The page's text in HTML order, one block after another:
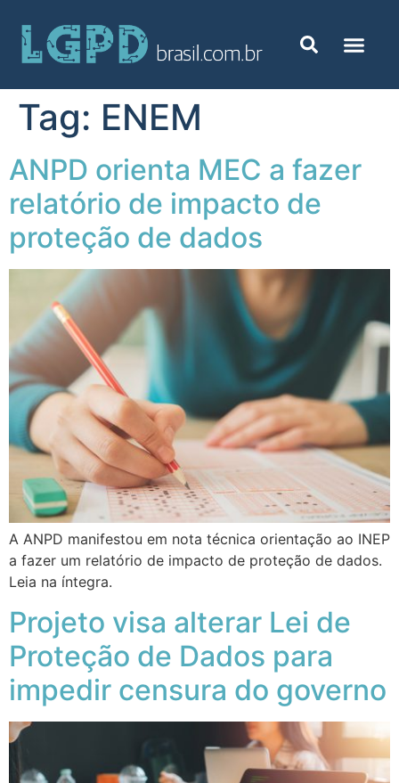
Tag: ENEM
ANPD orienta MEC a fazer
relatório de impacto de
proteção de dados
A ANPD manifestou em nota técnica orientação ao INEP
a fazer um relatório de impacto de proteção de dados.
Leia na íntegra.
Projeto visa alterar Lei de
Proteção de Dados para
impedir censura do governo